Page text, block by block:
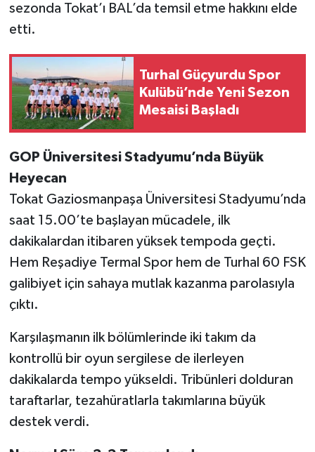
sezonda Tokat’ı BAL’da temsil etme hakkını elde
etti.
Turhal Güçyurdu Spor
Kulübü’nde Yeni Sezon
Mesaisi Başladı
GOP Üniversitesi Stadyumu’nda Büyük
Heyecan
Tokat Gaziosmanpaşa Üniversitesi Stadyumu’nda
saat 15.00’te başlayan mücadele, ilk
dakikalardan itibaren yüksek tempoda geçti.
Hem Reşadiye Termal Spor hem de Turhal 60 FSK
galibiyet için sahaya mutlak kazanma parolasıyla
çıktı.
Karşılaşmanın ilk bölümlerinde iki takım da
kontrollü bir oyun sergilese de ilerleyen
dakikalarda tempo yükseldi. Tribünleri dolduran
taraftarlar, tezahüratlarla takımlarına büyük
destek verdi.